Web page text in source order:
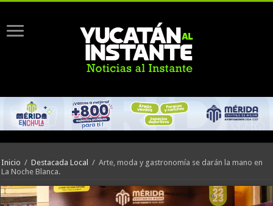
Inicio / Destacada Local / Arte, moda y gastronomía se darán la mano en
La Noche Blanca.